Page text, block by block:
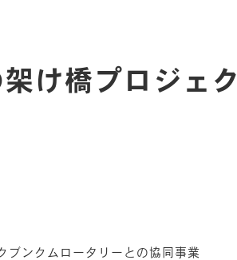
け橋プロジェク
ブンクムロータリーとの協同事業